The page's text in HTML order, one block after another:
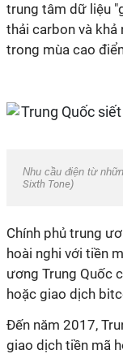
trung tâm dữ liệu
thải carbon và khả
trong mùa cao
Nhu cầu điện từ
Sixth Tone)
Chính phủ trung
hoài nghi với tiền
ương Trung Quốc
hoặc giao dịch
Đến năm 2017,
giao dịch tiền mã